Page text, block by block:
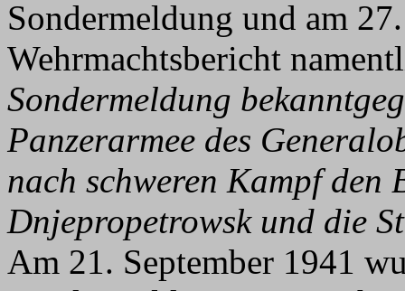
Sondermeldung und am
Wehrmachtsbericht
Sondermeldung
Panzerarmee des
nach schweren Kampf den
Dnjepropetrowsk und die
Am 21. September 1941